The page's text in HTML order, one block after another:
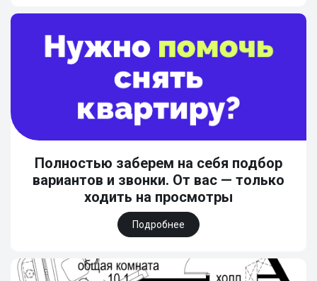
Полностью заберем на себя подбор
вариантов и звонки. От вас — только
ходить на просмотры
Подробнее